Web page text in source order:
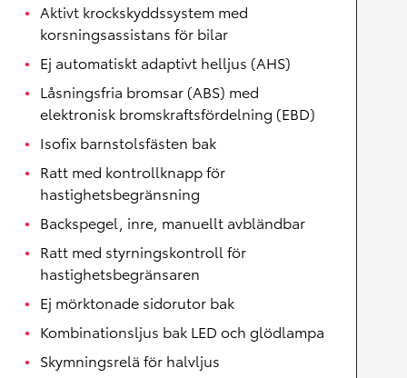
Aktivt krockskyddssystem med
korsningsassistans för bilar
Ej automatiskt adaptivt helljus (AHS)
Låsningsfria bromsar (ABS) med
elektronisk bromskraftsfördelning (EBD)
Isofix barnstolsfästen bak
Ratt med kontrollknapp för
hastighetsbegränsning
Backspegel, inre, manuellt avbländbar
Ratt med styrningskontroll för
hastighetsbegränsaren
Ej mörktonade sidorutor bak
Kombinationsljus bak LED och glödlampa
Skymningsrelä för halvljus